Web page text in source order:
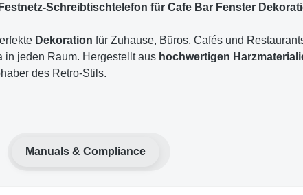
Schreibtischtelefon für Cafe Bar Fenster
Dekoration für Zuhause, Büros, Cafés und
in jeden Raum. Hergestellt aus hochwertigen
des Retro-Stils.
Manuals & Compliance